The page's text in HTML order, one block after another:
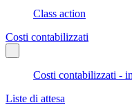
Class action
Costi contabilizzati
Costi contabilizzati -
Liste di attesa